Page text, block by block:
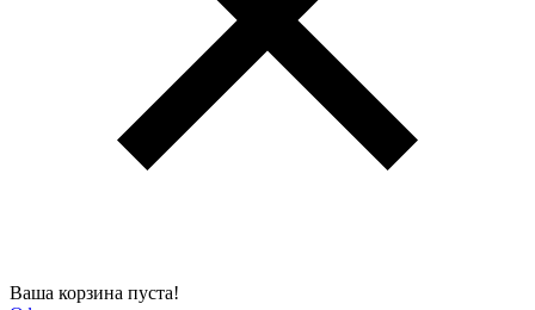
Ваша корзина пуста!